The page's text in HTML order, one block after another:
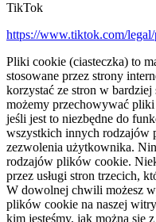
TikTok
https://www.tiktok.com/
Pliki cookie (ciasteczka) to
stosowane przez strony
korzystać ze stron w
możemy przechowywać
jeśli jest to niezbędne do
wszystkich innych rodzajów
zezwolenia użytkownika.
rodzajów plików cookie.
przez usługi stron trzecich,
W dowolnej chwili możesz
plików cookie na naszej
kim jesteśmy, jak można się